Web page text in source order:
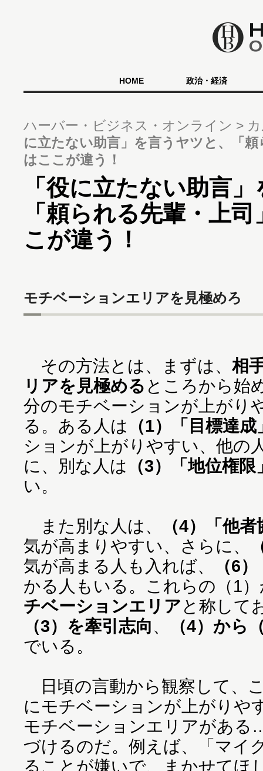
HOME 政治・経済
ハーバー・ビジネス・オンライン
に立たない助言」を言うヤツと、「
はここが違う！
「役に立たない助言
「頼られる先輩・上
こが違う！
モチベーションエリアを見極めろ
その方法とは、まずは、相
リアを見極める ところから始
分のモチベーションが上がり
る。ある人は （1）「目標達成
ションが上がりやすい、他の
に、別な人は （3）「地位権限
い。
また別な人は、
（4）「他
気が高まりやすい、さらに、
気が高まる人も入れば、
（6
かる人もいる。これらの（1
チベーションエリア と称して
（3）を牽引志向、
（4）から
でいる。
日頃の言動から観察して、
にモチベーションが上がりや
モチベーションエリアがあ
づけるのだ。例えば、「マイ
ることが嫌いで、まかせてほ